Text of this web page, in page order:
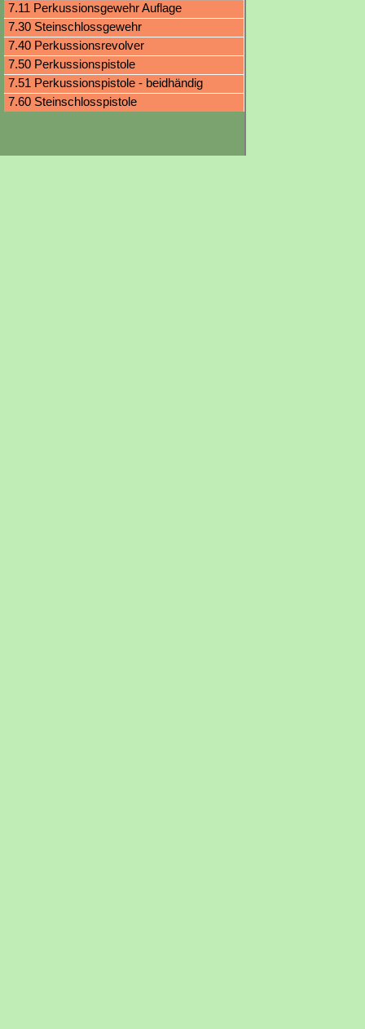
7.11 Perkussionsgewehr Auflage
7.30 Steinschlossgewehr
7.40 Perkussionsrevolver
7.50 Perkussionspistole
7.51 Perkussionspistole - beidhändig
7.60 Steinschlosspistole